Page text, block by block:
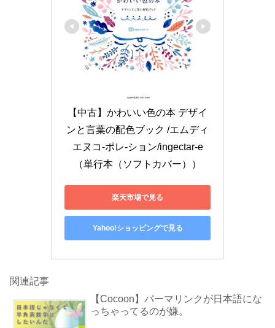
【中古】かわいい色の本 デザイ
ンと言葉の配色ブック /エムディ
エヌコ-ポレ-ション/ingectar-e
（単行本（ソフトカバー））
楽天市場で見る
Yahoo!ショッピングで見る
関連記事
【Cocoon】パーマリンクが日本語にな
っちゃってるのが嫌。